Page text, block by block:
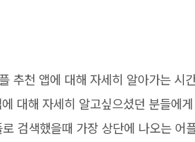
추천 앱에 대해 자세히 알아가는 시
대해 자세히 알고싶으셨던 분들에
검색했을때 가장 상단에 나오는 어